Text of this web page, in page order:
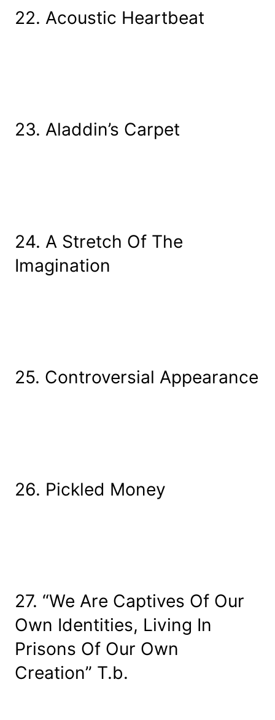
22. Acoustic Heartbeat
23. Aladdin’s Carpet
24. A Stretch Of The
Imagination
25. Controversial Appearance
26. Pickled Money
27. “We Are Captives Of Our
Own Identities, Living In
Prisons Of Our Own
Creation” T.b.